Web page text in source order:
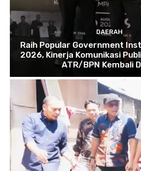
DAERAH
Raih Popular Government
2026, Kinerja Komunikasi
ATR/BPN Kembali